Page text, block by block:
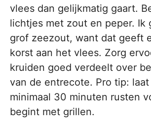
vlees dan gelijkmatig gaart.
lichtjes met zout en peper. Ik
grof zeezout, want dat geeft
korst aan het vlees. Zorg
kruiden goed verdeelt over
van de entrecote. Pro tip:
minimaal 30 minuten rusten
begint met grillen.